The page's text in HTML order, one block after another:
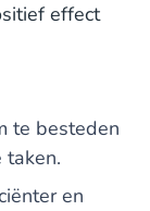
effect
te besteden
taken.
en